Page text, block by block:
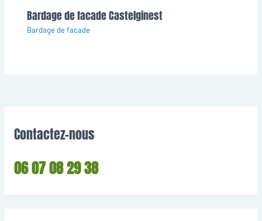
Bardage de facade Castelginest
Bardage de facade
Contactez-nous
06 07 08 29 38